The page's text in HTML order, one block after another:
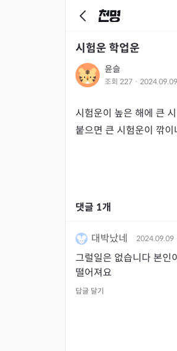
시험운 학업운
윤슬
조회 227 · 2024.09.09
시험운이 높은 해에 큰
붙으면 큰 시험운이 깎이
댓글 1개
대박났네 2024.09.09
그럴일은 없습니다 본인
떨어져요
답글 달기